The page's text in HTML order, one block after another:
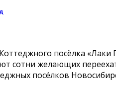
посёлка «Лаки
сотни желающих
посёлков